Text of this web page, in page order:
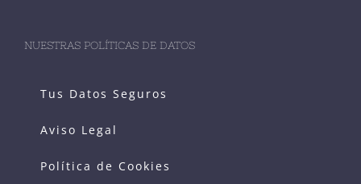
NUESTRAS POLÍTICAS DE DATOS
Tus Datos Seguros
Aviso Legal
Política de Cookies